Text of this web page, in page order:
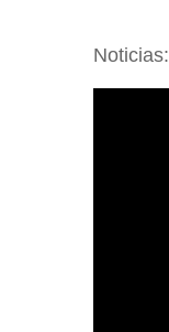
Noticias: